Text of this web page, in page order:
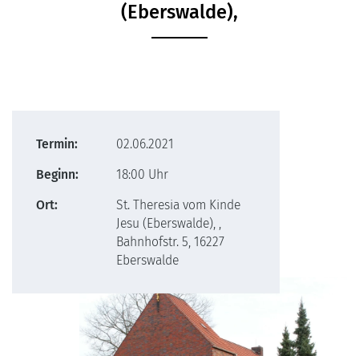
(Eberswalde),
Termin:
02.06.2021
Beginn:
18:00 Uhr
Ort:
St. Theresia vom Kinde
Jesu (Eberswalde), ,
Bahnhofstr. 5, 16227
Eberswalde